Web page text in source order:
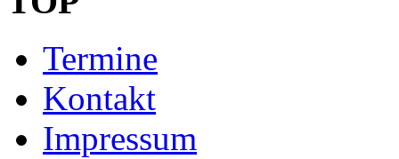
Termine
Kontakt
Impressum